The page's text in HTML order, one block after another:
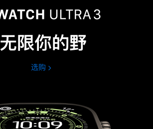
无限你的野
选购 Apple
3